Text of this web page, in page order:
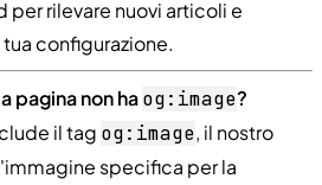
rilevare nuovi articoli e
configurazione.
pagina non haog:image?
il tag og:image, il nostro
specifica per la